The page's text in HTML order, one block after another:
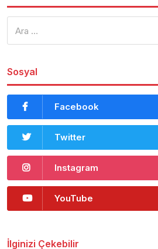
Sosyal
Facebook
Twitter
Instagram
YouTube
İlginizi Çekebilir